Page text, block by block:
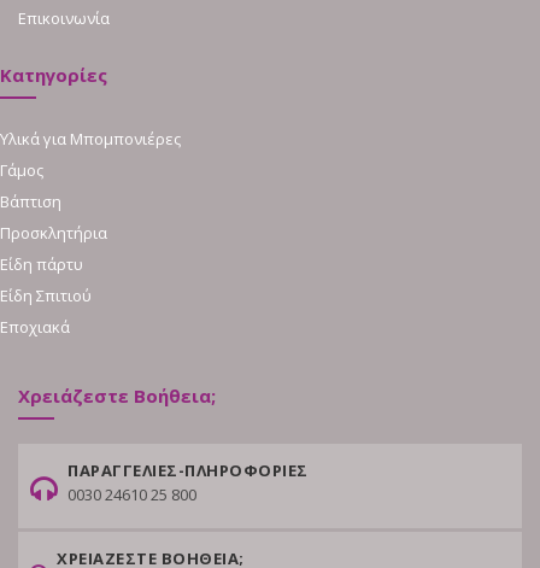
Επικοινωνία
Κατηγορίες
Υλικά για Μπομπονιέρες
Γάμος
Βάπτιση
Προσκλητήρια
Είδη πάρτυ
Είδη Σπιτιού
Εποχιακά
Χρειάζεστε Βοήθεια;
ΠΑΡΑΓΓΕΛΙΕΣ-ΠΛΗΡΟΦΟΡΙΕΣ
0030 24610 25 800
ΧΡΕΙΑΖΕΣΤΕ ΒΟΗΘΕΙΑ;